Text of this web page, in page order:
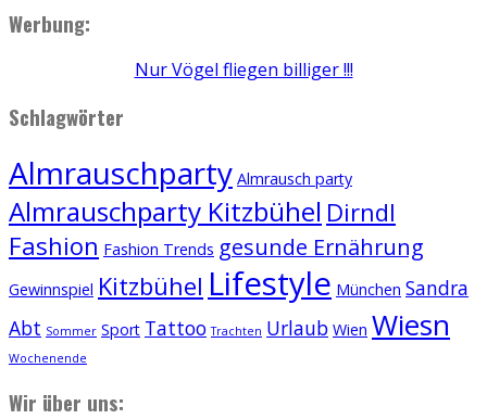
Werbung:
Nur Vögel fliegen billiger !!!
Schlagwörter
Almrauschparty Almrausch party
Almrauschparty Kitzbühel Dirndl
Fashion Fashion Trends gesunde Ernährung
Gewinnspiel Kitzbühel Lifestyle München Sandra
Abt Sommer Sport Tattoo Trachten Urlaub Wien Wiesn
Wochenende
Wir über uns: